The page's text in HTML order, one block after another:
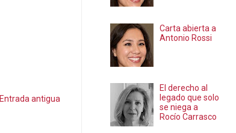
Entrada antigua
Carta abierta a
Antonio Rossi
El derecho al
legado que solo
se niega a
Rocío Carrasco